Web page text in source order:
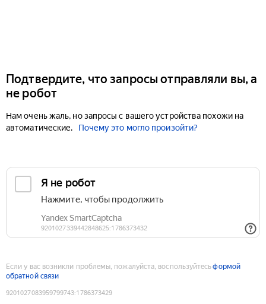
Подтвердите, что запросы отправляли вы, а
не робот
Нам очень жаль, но запросы с вашего устройства похожи на
автоматические.
Почему это могло произойти?
Если у вас возникли проблемы, пожалуйста, воспользуйтесьформой
обратной связи
9201027083959799743:1786373429